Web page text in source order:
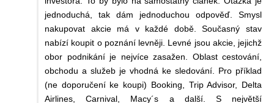
jednoduchá, tak dám jednoduchou odpověď. Smysl
nakupovat akcie má v každé době. Současný stav
nabízí koupit o poznání levněji. Levné jsou akcie, jejichž
obor podnikání je nejvíce zasažen. Oblast cestování,
obchodu a služeb je vhodná ke sledování. Pro příklad
(ne doporučení ke koupi) Booking, Trip Advisor, Delta
Airlines, Carnival, Macy´s a další. S největší